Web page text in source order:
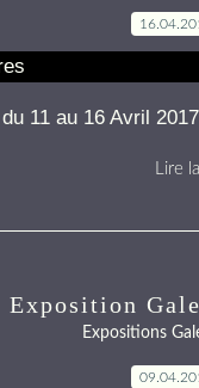
11 au 16 Avril
Lire
Exposition
Expositions